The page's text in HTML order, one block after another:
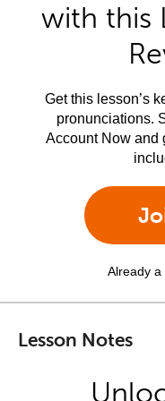
with this
Get this lesson’s
pronunciations.
Account Now and
Already
Lesson Notes